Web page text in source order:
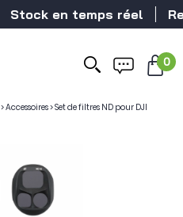
Stock en temps réel
0
>Accessoires>Set de filtres ND pour DJI